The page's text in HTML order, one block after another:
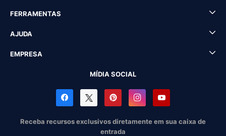
FERRAMENTAS
AJUDA
EMPRESA
MÍDIA SOCIAL
Receba recursos exclusivos diretamente em sua caixa de
entrada